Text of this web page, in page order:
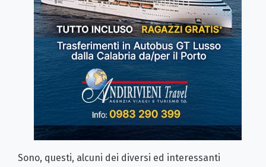
Sono, questi, alcuni dei diversi ed interessanti